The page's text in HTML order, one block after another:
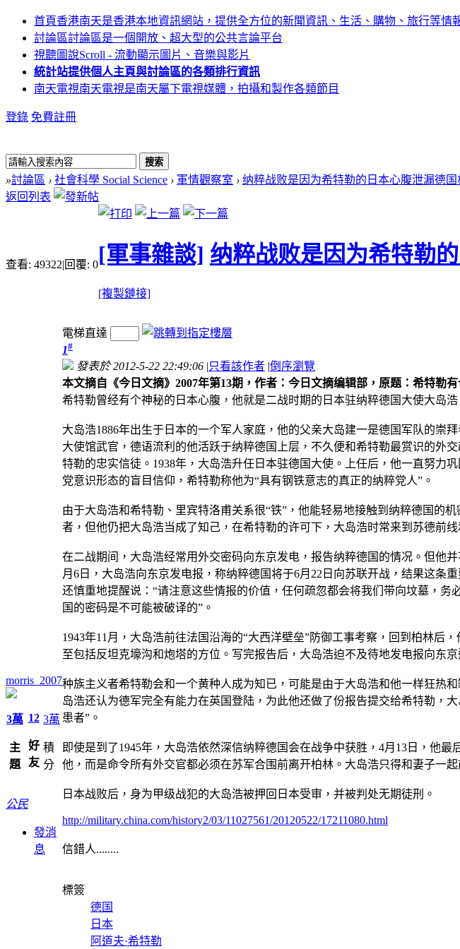
首頁香港南天是香港本地資訊網站，提供全方位的新聞資訊、生活、購物、旅行等情
討論區討論區是一個開放、超大型的公共言論平台
視聽圖說Scroll - 流動顯示圖片、音樂與影片
統計站提供個人主頁與討論區的各類排行資訊
南天電視南天電視是南天屬下電視媒體，拍攝和製作各類節目
登錄 免費註冊
搜索
»討論區 › 社會科學 Social Science › 軍情觀察室 › 纳粹战败是因为希特勒的日本心腹泄漏德国
返回列表
查看: 49322|回覆: 0[軍事雜談] 纳粹战败是因为希特勒
[複製鏈接]
morris_2007
3萬
主
題
12
好
友
3萬
積
分
公民
發消
息
電梯直達
1#
發表於 2012-5-22 22:49:06 |只看該作者 |倒序瀏覽
本文摘自《今日文摘》2007年第13期，作者：今日文摘编辑部，原题：希特勒
希特勒曾经有个神秘的日本心腹，他就是二战时期的日本驻纳粹德国大使大岛浩
大岛浩1886年出生于日本的一个军人家庭，他的父亲大岛建一是德国军队的崇
大使馆武官，德语流利的他活跃于纳粹德国上层，不久便和希特勒最赏识的外
特勒的忠实信徒。1938年，大岛浩升任日本驻德国大使。上任后，他一直努力
党意识形态的盲目信仰，希特勒称他为“具有钢铁意志的真正的纳粹党人”。
由于大岛浩和希特勒、里宾特洛甫关系很“铁”，他能轻易地接触到纳粹德国的
者，但他仍把大岛浩当成了知己，在希特勒的许可下，大岛浩时常来到苏德前线
在二战期间，大岛浩经常用外交密码向东京发电，报告纳粹德国的情况。但他
月6日，大岛浩向东京发电报，称纳粹德国将于6月22日向苏联开战，结果这条
还慎重地提醒说：“请注意这些情报的价值，任何疏忽都会将我们带向坟墓，
国的密码是不可能被破译的”。
1943年11月，大岛浩前往法国沿海的“大西洋壁垒”防御工事考察，回到柏林后
至包括反坦克壕沟和炮塔的方位。写完报告后，大岛浩迫不及待地发电报向东
种族主义者希特勒会和一个黄种人成为知已，可能是由于大岛浩和他一样狂热
岛浩还认为德军完全有能力在英国登陆，为此他还做了份报告提交给希特勒，
患者”。
即使是到了1945年，大岛浩依然深信纳粹德国会在战争中获胜，4月13日，他
他，而是命令所有外交官都必须在苏军合围前离开柏林。大岛浩只得和妻子一
日本战败后，身为甲级战犯的大岛浩被押回日本受审，并被判处无期徒刑。
http://military.china.com/history2/03/11027561/20120522/17211080.html
信錯人........
標簽
德国
日本
阿道夫·希特勒